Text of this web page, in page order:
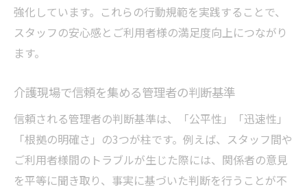
強化しています。これらの行動規範を実践することで、
スタッフの安心感とご利用者様の満足度向上につながり
ます。
介護現場で信頼を集める管理者の判断基準
信頼される管理者の判断基準は、「公平性」「迅速性」
「根拠の明確さ」の3つが柱です。例えば、スタッフ間や
ご利用者様間のトラブルが生じた際には、関係者の意見
を平等に聞き取り、事実に基づいた判断を行うことが不